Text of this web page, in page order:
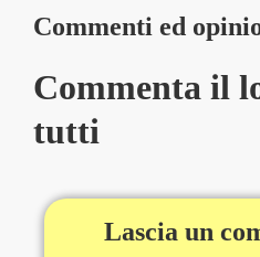
Commenti ed
Commenta il
tutti
Lascia un